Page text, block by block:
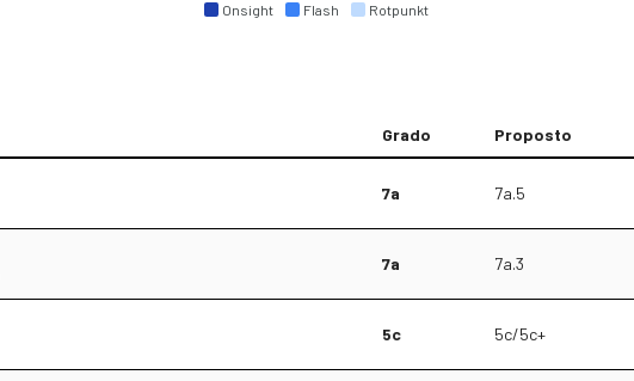
Onsight Flash Rotpunkt
Grado Proposto
7a 7a.5
7a 7a.3
5c 5c/5c+